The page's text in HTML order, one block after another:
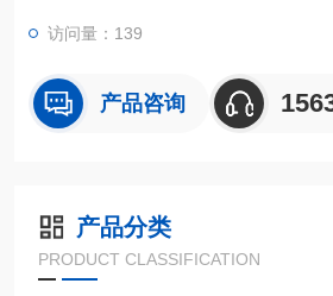
访问量：139
产品咨询
产品分类
PRODUCT CLASSIFICATION